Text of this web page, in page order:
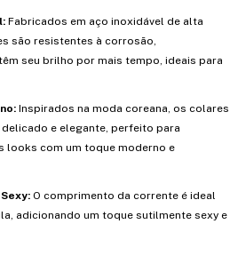
Fabricados em aço inoxidável de alta
são resistentes à corrosão,
seu brilho por mais tempo, ideais para
Inspirados na moda coreana, os colares
e elegante, perfeito para
looks com um toque moderno e
O comprimento da corrente é ideal
adicionando um toque sutilmente sexy e